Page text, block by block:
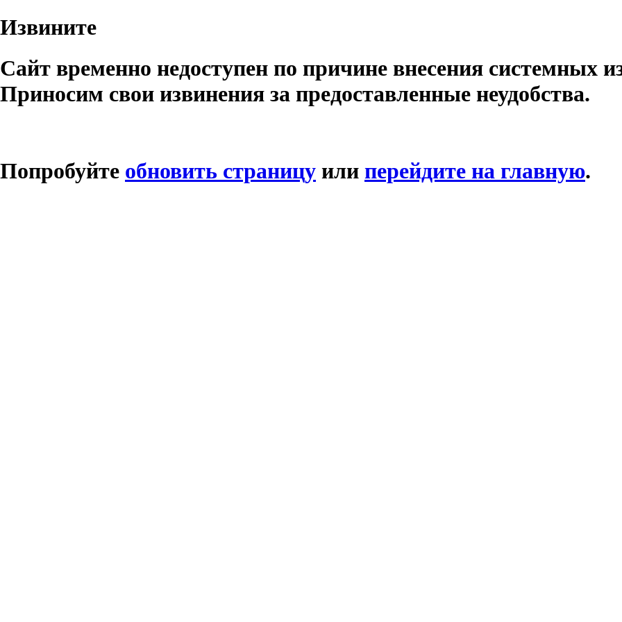
Извините
Сайт временно недоступен по причине внесения системных
Приносим свои извинения за предоставленные неудобства.
Попробуйте обновить страницу или перейдите на главную.